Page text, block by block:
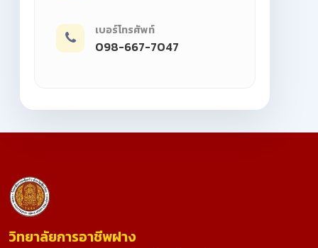
เบอร์โทรศัพท์
098-667-7047
วิทยาลัยการอาชีพฝาง